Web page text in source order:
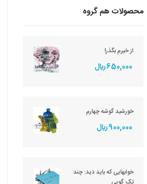
محصولات هم گروه
از خیرم بگذر!
650,000 ريال
خورشید گوشه چهارم
900,000 ريال
خوابهایی که باید دید: چند
تک گویی